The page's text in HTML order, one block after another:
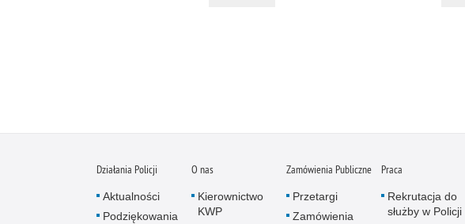
Działania Policji
Aktualności
Podziękowania
O nas
Kierownictwo
KWP
Zamówienia Publiczne
Przetargi
Zamówienia
Praca
Rekrutacja do
służby w Policji